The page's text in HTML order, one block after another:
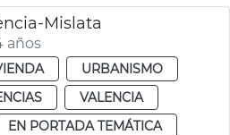
Mislata
años
URBANISMO
VALENCIA
EN PORTADA TEMÁTICA